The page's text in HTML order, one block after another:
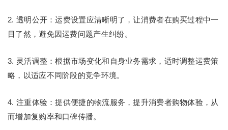
2. 透明公开：运费设置应清晰明了，让消费者在购买过程中一
目了然，避免因运费问题产生纠纷。
3. 灵活调整：根据市场变化和自身业务需求，适时调整运费策
略，以适应不同阶段的竞争环境。
4. 注重体验：提供便捷的物流服务，提升消费者购物体验，从
而增加复购率和口碑传播。